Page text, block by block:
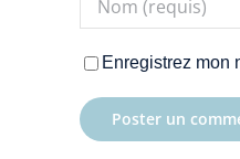
Enregistrez mon